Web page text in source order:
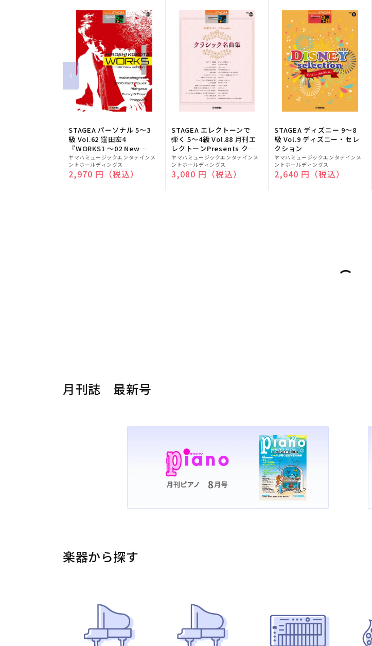
STAGEA パーソナル 5～3
級 Vol.62 窪田宏4
『WORKS1 ～02 New
edition～』
販
売
元:
ヤマハミュージックエンタテインメ
ントホールディングス
通常価格
2,970 円（税込）
STAGEA エレクトーンで
弾く 5～4級 Vol.88 月刊エ
レクトーンPresents クラ
シック名曲集
販
売
元:
ヤマハミュージックエンタテインメ
ントホールディングス
通常価格
3,080 円（税込）
STAGEA ディズニー 9～8
級 Vol.9 ディズニー・セレ
クション
販
売
元:
ヤマハミュージックエンタテインメ
ントホールディングス
通常価格
2,640 円（税込）
月刊誌 最新号
楽器から探す